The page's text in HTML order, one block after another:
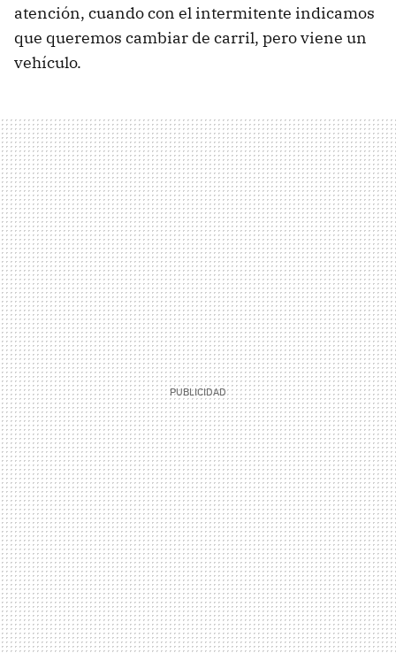
atención, cuando con el intermitente indicamos
que queremos cambiar de carril, pero viene un
vehículo.